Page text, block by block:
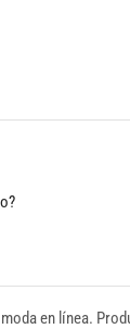
en línea.